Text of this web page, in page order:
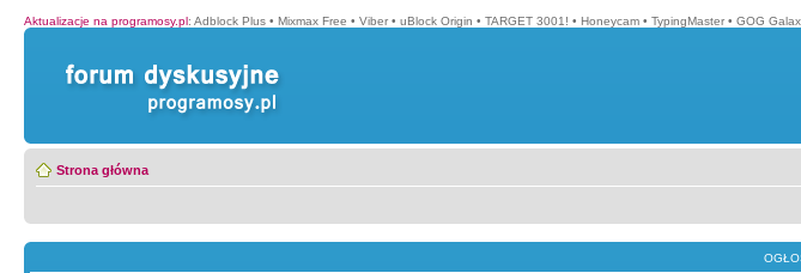
Aktualizacje na programosy.pl: Adblock Plus • Mixmax Free • Viber • uBlock Origin • TARGET 3001! • Honeycam • TypingMaster • GOG
Strona główna